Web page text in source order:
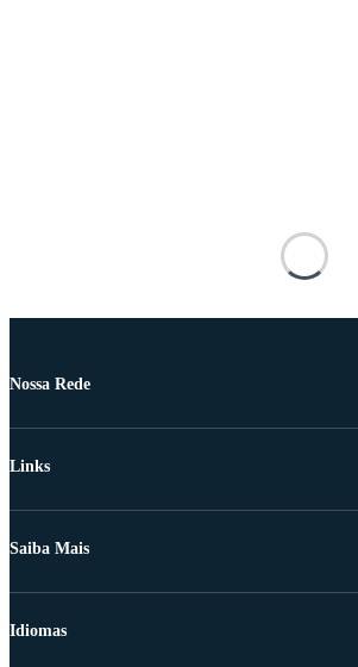
Nossa Rede
Links
Saiba Mais
Idiomas